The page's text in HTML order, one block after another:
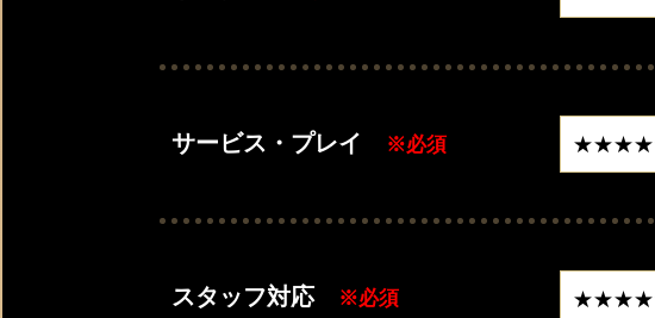
サービス・プレイ ※必須
スタッフ対応 ※必須